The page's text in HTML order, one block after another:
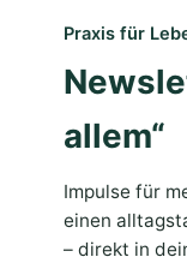
Praxis für
allem“
Impulse für
einen
– direkt in